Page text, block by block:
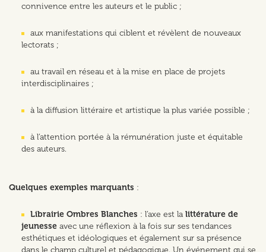
connivence entre les auteurs et le public ;
aux manifestations qui ciblent et révèlent de nouveaux
lectorats ;
au travail en réseau et à la mise en place de projets
interdisciplinaires ;
à la diffusion littéraire et artistique la plus variée possible ;
à l’attention portée à la rémunération juste et équitable
des auteurs.
Quelques exemples marquants :
Librairie Ombres Blanches : l’axe est la littérature de
jeunesse avec une réflexion à la fois sur ses tendances
esthétiques et idéologiques et également sur sa présence
dans le champ culturel et pédagogique. Un événement qui se